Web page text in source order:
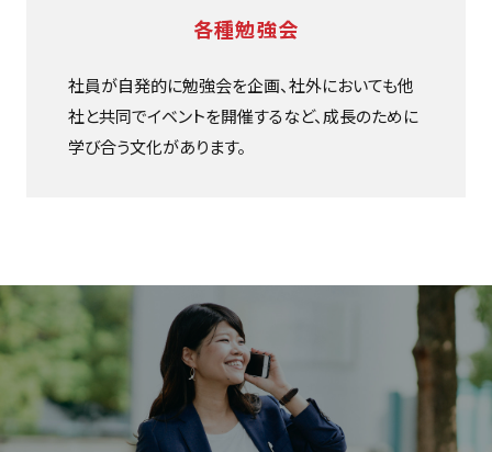
各種勉強会
社員が自発的に勉強会を企画、社外においても他
社と共同でイベントを開催するなど、成長のために
学び合う文化があります。